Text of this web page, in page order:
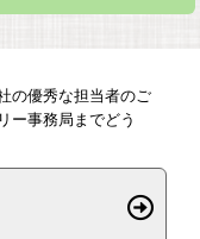
の優秀な担当者のご
ー事務局までどう